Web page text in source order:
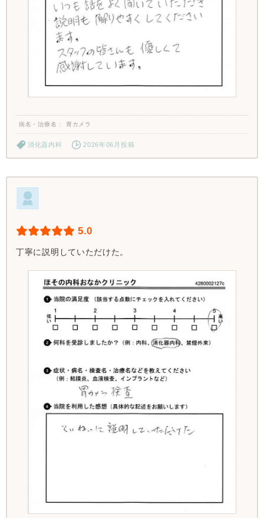
病名・治療名 胃カメラ
消化器内科 2026年06月投稿
5.0
丁寧に説明していただけた。